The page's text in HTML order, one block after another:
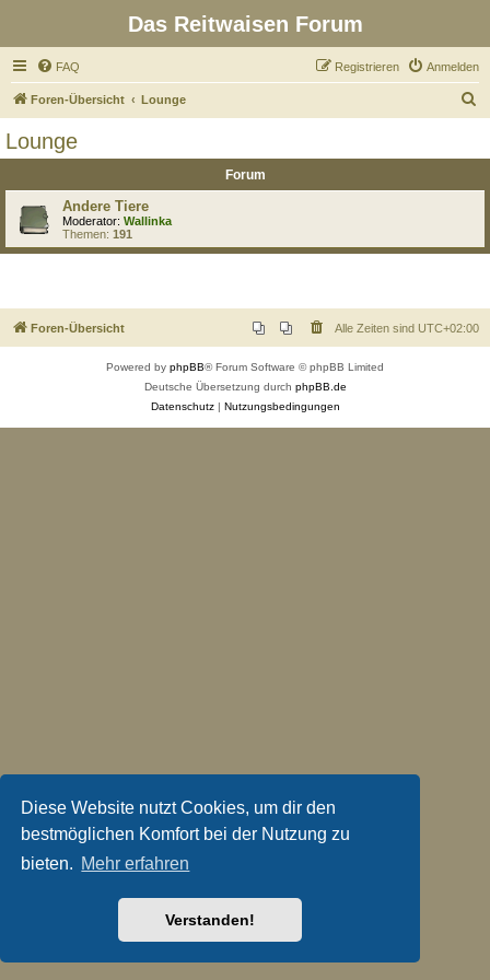
Diese Website nutzt Cookies, um dir den
bestmöglichen Komfort bei der Nutzung zu
bieten. Mehr erfahren
Verstanden!
Das Reitwaisen Forum
FAQ Anmelden
Registrieren
Foren-Übersicht Lounge
Lounge
Forum
Andere Tiere
Moderator: Wallinka
Themen: 191
Foren-Übersicht Alle Zeiten sind UTC+02:00
Powered by phpBB® Forum Software © phpBB Limited
Deutsche Übersetzung durch phpBB.de
Datenschutz| Nutzungsbedingungen